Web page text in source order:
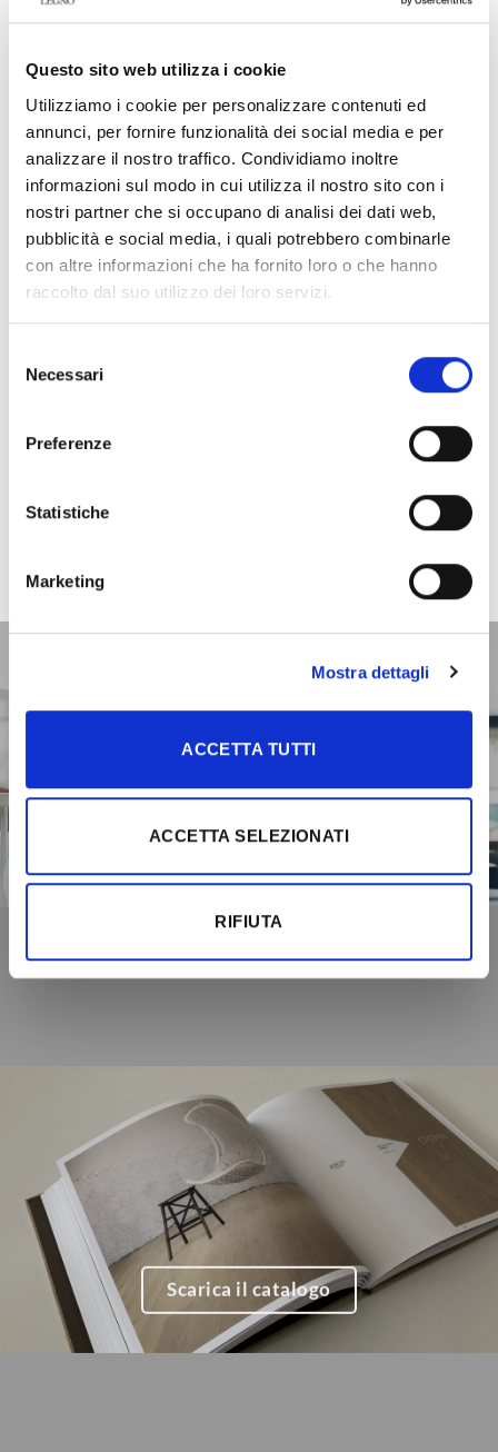
Questo sito web utilizza i cookie
Utilizziamo i cookie per personalizzare contenuti ed
annunci, per fornire funzionalità dei social media e per
analizzare il nostro traffico. Condividiamo inoltre
informazioni sul modo in cui utilizza il nostro sito con i
nostri partner che si occupano di analisi dei dati web,
pubblicità e social media, i quali potrebbero combinarle
con altre informazioni che ha fornito loro o che hanno
raccolto dal suo utilizzo dei loro servizi.
delNecessari
Preferenze
Statistiche
Marketing
Mostra dettagli
ACCETTA TUTTI
ACCETTA SELEZIONATI
RIFIUTA
La Spina 90° Panna della Mind Collection interpreta un
50 anni di Ideal Legno: una serata per celebrare le nostre
radici e guardare al futuro
Rovere Caffelatte Mind Collection: il parquet che illumina gli
spazi contemporanei
Minimalismo con carattere: il progetto living che valorizza il
parquet Life H2O
Categories
Cerca un rivenditore
Scarica il catalogo